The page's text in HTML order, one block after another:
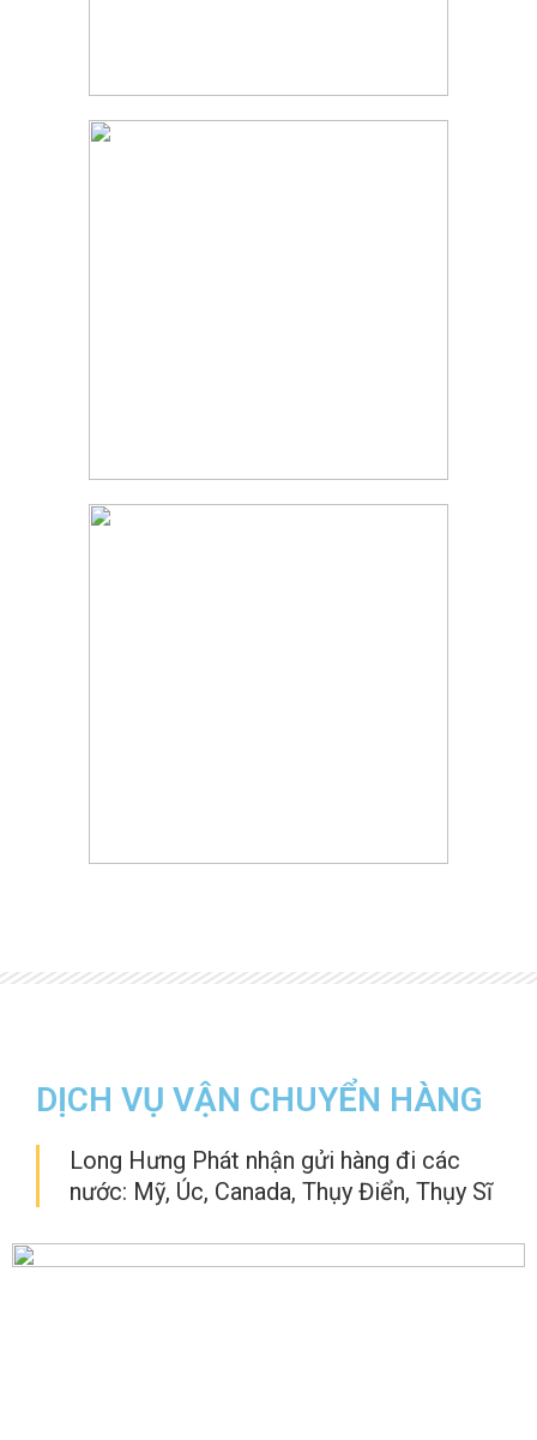
DỊCH VỤ VẬN CHUYỂN HÀNG
Long Hưng Phát nhận gửi hàng đi các
nước: Mỹ, Úc, Canada, Thụy Điển, Thụy Sĩ